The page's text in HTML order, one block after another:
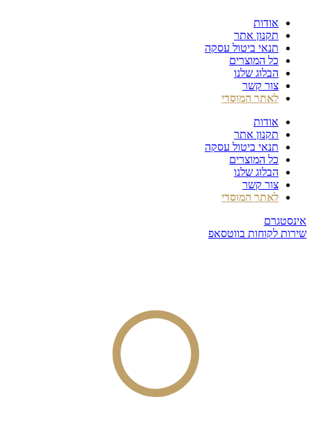
לתוכן
אודות
תקנון אתר
תנאי ביטול עסקה
כל המוצרים
הבלוג שלנו
צור קשר
לאתר המוסדי
אודות
תקנון אתר
תנאי ביטול עסקה
כל המוצרים
הבלוג שלנו
צור קשר
לאתר המוסדי
אינסטגרם
שירות לקוחות בווטסאפ